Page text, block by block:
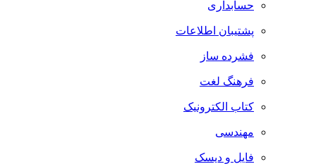
حسابداری
پشتیبان اطلاعات
فشرده ساز
فرهنگ لغت
کتاب الکترونیک
مهندسی
فایل و دیسک